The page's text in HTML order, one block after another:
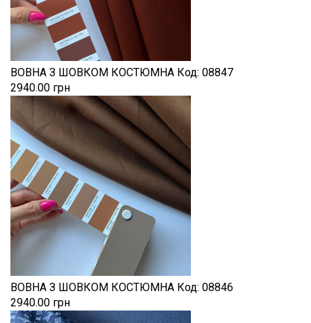
ВОВНА З ШОВКОМ КОСТЮМНА Код: 08847
2940.00 грн
ВОВНА З ШОВКОМ КОСТЮМНА Код: 08846
2940.00 грн